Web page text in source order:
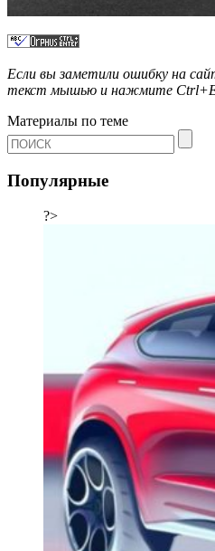
Если вы заметили ошибку на
текст мышью и нажмите
Материалы по теме
Популярные
?>